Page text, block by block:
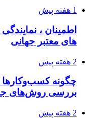
1 هفته پیش
اطمینان ،
های معتبر جهانی
2 هفته پیش
چگونه کسب‌وکارها
بررسی روش‌های
2 هفته پیش